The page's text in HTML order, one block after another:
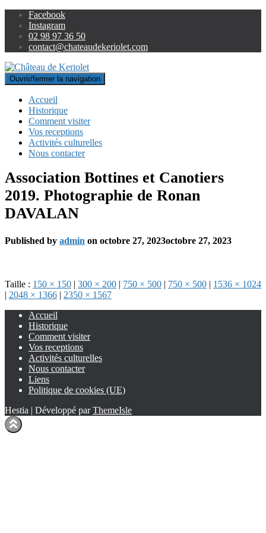
Facebook
Instagram
02 98 97 36 50
contact@chateaudekeriolet.com
Ouvrir/fermer la navigation
Accueil
Historique
Comment visiter
Vos receptions
Activités culturelles
Nous contacter
Association Bottines et Canotiers
2019. Photographie de Ronan
DAVALAN
Published by admin on octobre 27, 2023octobre 27, 2023
Taille : 150 × 150 | 300 × 200 | 750 × 500 | 750 × 500 | 1536 × 1024
| 2048 × 1366 | 2350 × 1567
Accueil
Historique
Comment visiter
Vos receptions
Activités culturelles
Nous contacter
Liens
Politique de cookies (UE)
Hestia | Développé parThemeIsle